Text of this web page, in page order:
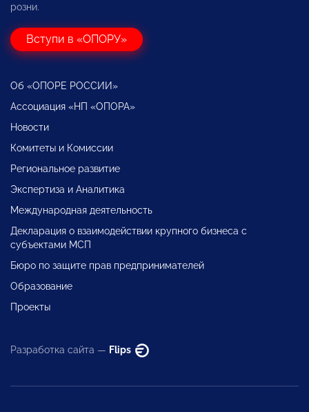
розни.
Вступи в «ОПОРУ»
Об «ОПОРЕ РОССИИ»
Ассоциация «НП «ОПОРА»
Новости
Комитеты и Комиссии
Региональное развитие
Экспертиза и Аналитика
Международная деятельность
Декларация о взаимодействии крупного бизнеса с
субъектами МСП
Бюро по защите прав предпринимателей
Образование
Проекты
Разработка сайта — Flips